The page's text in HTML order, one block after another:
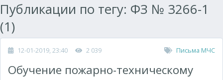
Публикации по тегу: ФЗ № 3266-1
(1)
12-01-2019, 23:40 2 039 Письма МЧС
Обучение пожарно-техническому